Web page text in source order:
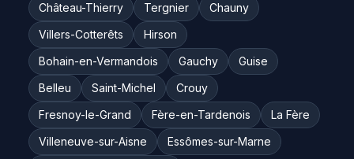
Château-Thierry
Tergnier
Chauny
Villers-Cotterêts
Hirson
Bohain-en-Vermandois
Gauchy
Guise
Belleu
Saint-Michel
Crouy
Fresnoy-le-Grand
Fère-en-Tardenois
La Fère
Villeneuve-sur-Aisne
Essômes-sur-Marne